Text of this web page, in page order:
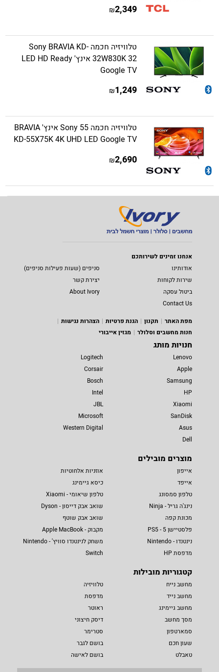
2,349
₪
טלוויזיה חכמה Sony BRAVIA KD-
32W830K 32 אינץ' LED HD Ready
Google TV
1,249
₪
טלוויזיה חכמה Sony 55 אינץ' BRAVIA
KD-55X75K 4K UHD LED Google TV
2,690
₪
אנחנו זמינים לשירותכם
אודותינו
סניפים (שעות פעילות סניפים)
שירות לקוחות
יצירת קשר
ביטול עסקה
About Ivory
Contact Us
מפת האתר
תקנון הגנת פרטיות
הצהרות נגישות
חנות מחשבים וסלולר
מגזין אייבורי
חנויות מותג
Lenovo
Apple
Samsung
HP
Xiaomi
SanDisk
Asus
Dell
Logitech
Corsair
Bosch
Intel
JBL
Microsoft
Western Digital
מוצרים מובילים
אייפון
אייפד
טלפון סמסונג
נינג'ה גריל - Ninja
מכונת קפה
פלסטיישן 5 - PS5
נינטנדו - Nintendo
מדפסת HP
אוזניות אלחוטיות
כיסא גיימינג
טלפון שיאומי - Xiaomi
שואב אבק דייסון - Dyson
שואב אבק שוטף
מקבוק - Apple MacBook
משחק לנינטנדו סוויץ' - Nintendo
Switch
קטגוריות מובילות
מחשב נייח
מחשב נייד
מחשב גיימינג
מסך מחשב
סמארטפון
שעון חכם
טאבלט
טלוויזיה
מדפסת
ראוטר
דיסק חיצוני
סטרימר
בושם לגבר
בושם לאישה